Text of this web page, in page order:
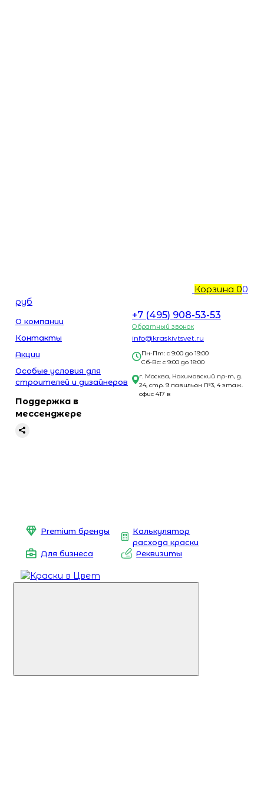
Корзина 00
руб
О компании
Контакты
Акции
Особые условия для
строителей и дизайнеров
Поддержка в
мессенджере
+7 (495) 908-53-53
Обратный звонок
info@kraskivtsvet.ru
Пн-Пт: с 9:00 до 19:00
Сб-Вс: с 9:00 до 18:00
г. Москва, Нахимовский пр-т, д.
24, стр. 9 павильон №3, 4 этаж.
офис 417 в
Premium бренды
Калькулятор
расхода краски
Для бизнеса
Реквизиты